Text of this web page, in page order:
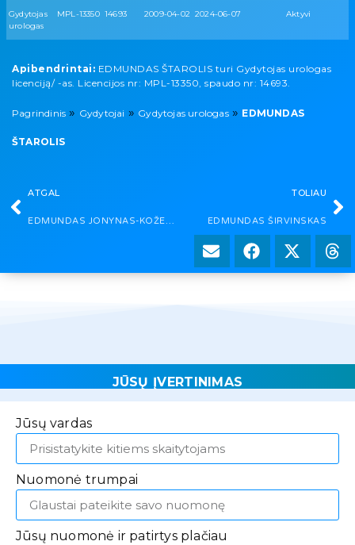
Gydytojas
urologas
MPL-13350 14693 2009-04-02 2024-06-07 Aktyvi
Apibendrintai: EDMUNDAS ŠTAROLIS turi Gydytojas urologas
licenciją/ -as. Licencijos nr: MPL-13350, spaudo nr: 14693.
Pagrindinis » Gydytojai » Gydytojas urologas» EDMUNDAS
ŠTAROLIS
ATGAL
EDMUNDAS JONYNAS-KOŽEVNIKOVAS
TOLIAU
EDMUNDAS ŠIRVINSKAS
JŪSŲ ĮVERTINIMAS
Jūsų vardas
Nuomonė trumpai
Jūsų nuomonė ir patirtys plačiau